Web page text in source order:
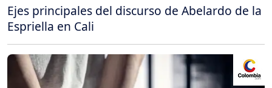
Ejes principales del discurso de Abelardo de la
Espriella en Cali